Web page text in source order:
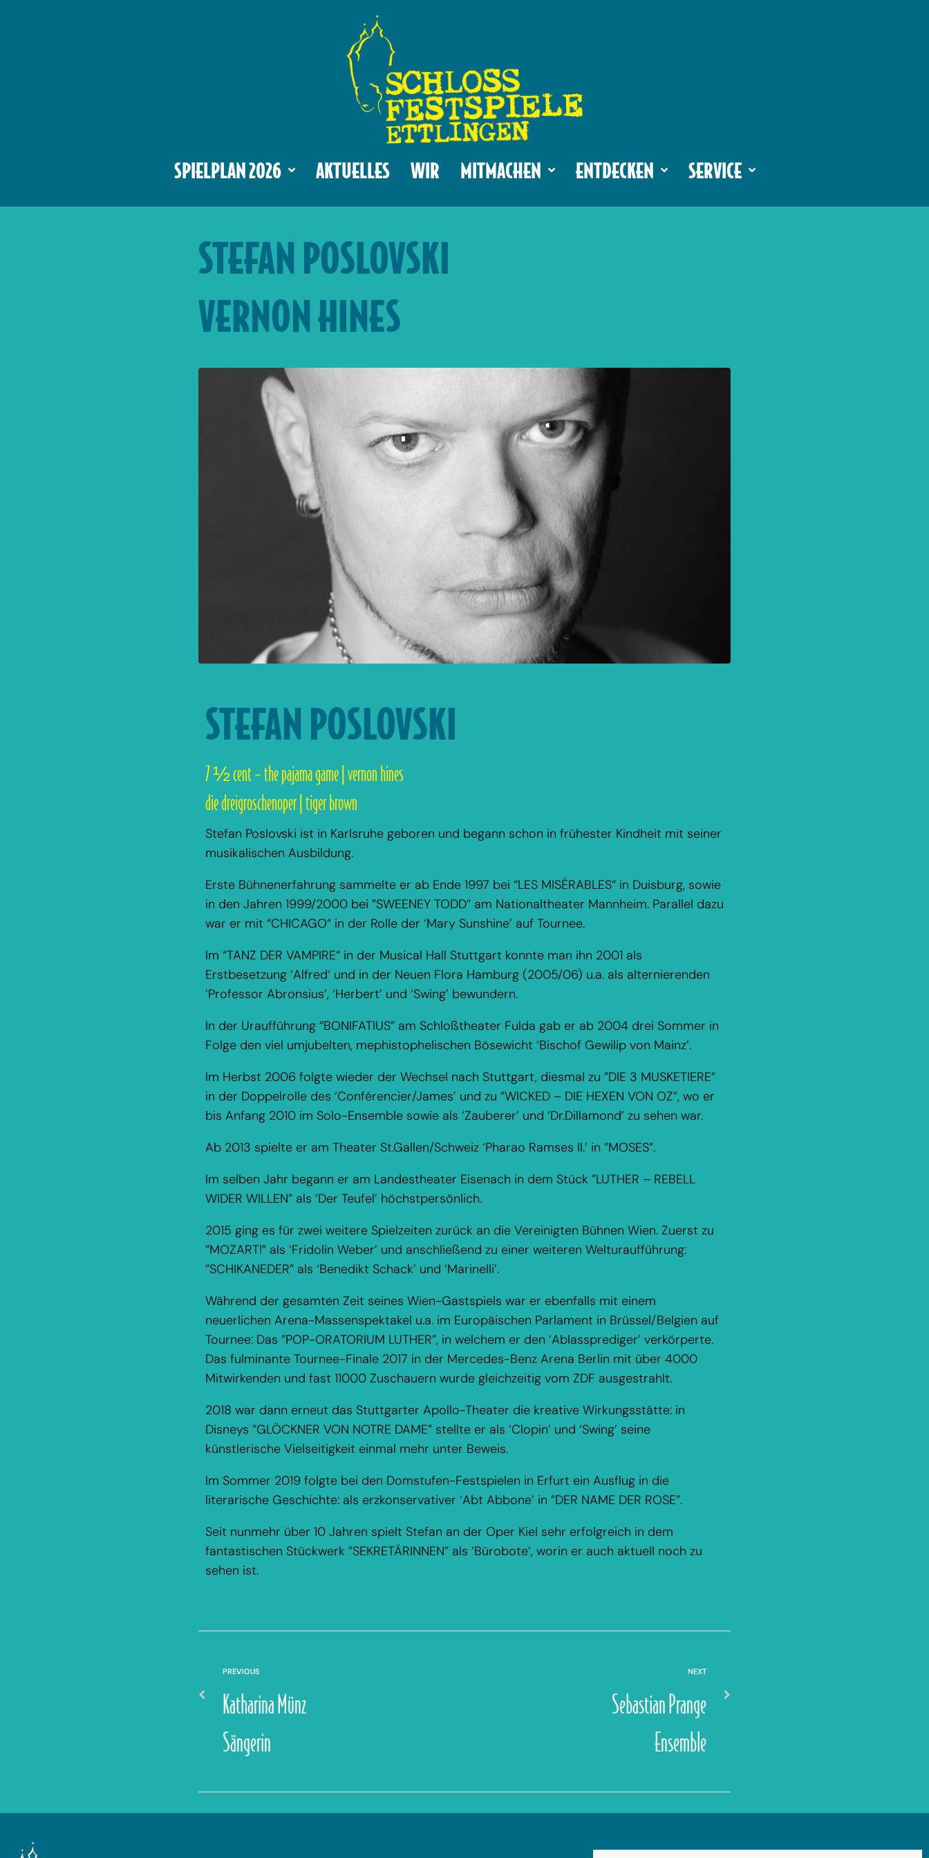
SPIELPLAN 2026 AKTUELLES WIR MITMACHEN ENTDECKEN SERVICE
STEFAN POSLOVSKI
VERNON HINES
STEFAN POSLOVSKI
7 ½ cent – the pajama game | vernon hines
die dreigroschenoper | tiger brown
Stefan Poslovski ist in Karlsruhe geboren und begann schon in frühester Kindheit mit seiner
musikalischen Ausbildung.
Erste Bühnenerfahrung sammelte er ab Ende 1997 bei “LES MISÉRABLES“ in Duisburg, sowie
in den Jahren 1999/2000 bei ”SWEENEY TODD” am Nationaltheater Mannheim. Parallel dazu
war er mit “CHICAGO“ in der Rolle der ‘Mary Sunshine’ auf Tournee.
Im “TANZ DER VAMPIRE“ in der Musical Hall Stuttgart konnte man ihn 2001 als
Erstbesetzung ‘Alfred‘ und in der Neuen Flora Hamburg (2005/06) u.a. als alternierenden
‘Professor Abronsius’, ‘Herbert’ und ‘Swing’ bewundern.
In der Uraufführung “BONIFATIUS” am Schloßtheater Fulda gab er ab 2004 drei Sommer in
Folge den viel umjubelten, mephistophelischen Bösewicht ‘Bischof Gewilip von Mainz’.
Im Herbst 2006 folgte wieder der Wechsel nach Stuttgart, diesmal zu ”DIE 3 MUSKETIERE”
in der Doppelrolle des ‘Conférencier/James’ und zu ”WICKED – DIE HEXEN VON OZ”, wo er
bis Anfang 2010 im Solo-Ensemble sowie als ‘Zauberer’ und ‘Dr.Dillamond’ zu sehen war.
Ab 2013 spielte er am Theater St.Gallen/Schweiz ‘Pharao Ramses II.’ in ”MOSES”.
Im selben Jahr begann er am Landestheater Eisenach in dem Stück ”LUTHER – REBELL
WIDER WILLEN” als ‘Der Teufel’ höchstpersönlich.
2015 ging es für zwei weitere Spielzeiten zurück an die Vereinigten Bühnen Wien. Zuerst zu
”MOZART!” als ‘Fridolin Weber’ und anschließend zu einer weiteren Welturaufführung:
”SCHIKANEDER” als ‘Benedikt Schack’ und ‘Marinelli’.
Während der gesamten Zeit seines Wien-Gastspiels war er ebenfalls mit einem
neuerlichen Arena-Massenspektakel u.a. im Europäischen Parlament in Brüssel/Belgien auf
Tournee: Das ”POP-ORATORIUM LUTHER”, in welchem er den ‘Ablassprediger’ verkörperte.
Das fulminante Tournee-Finale 2017 in der Mercedes-Benz Arena Berlin mit über 4000
Mitwirkenden und fast 11000 Zuschauern wurde gleichzeitig vom ZDF ausgestrahlt.
2018 war dann erneut das Stuttgarter Apollo-Theater die kreative Wirkungsstätte: in
Disneys ”GLÖCKNER VON NOTRE DAME” stellte er als ‘Clopin’ und ‘Swing’ seine
künstlerische Vielseitigkeit einmal mehr unter Beweis.
Im Sommer 2019 folgte bei den Domstufen-Festspielen in Erfurt ein Ausflug in die
literarische Geschichte: als erzkonservativer ‘Abt Abbone’ in ”DER NAME DER ROSE”.
Seit nunmehr über 10 Jahren spielt Stefan an der Oper Kiel sehr erfolgreich in dem
fantastischen Stückwerk ”SEKRETÄRINNEN” als ‘Bürobote’, worin er auch aktuell noch zu
sehen ist.
PREVIOUS
Katharina Münz
Sängerin
NEXT
Sebastian Prange
Ensemble